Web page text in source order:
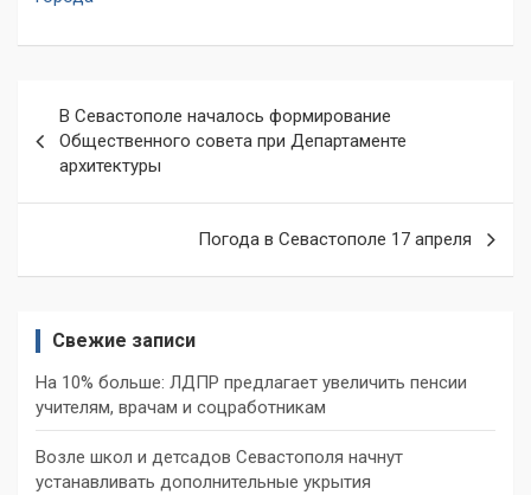
по
записям
В Севастополе началось формирование
Общественного совета при Департаменте
архитектуры
Погода в Севастополе 17 апреля
Свежие записи
На 10% больше: ЛДПР предлагает увеличить пенсии
учителям, врачам и соцработникам
Возле школ и детсадов Севастополя начнут
устанавливать дополнительные укрытия